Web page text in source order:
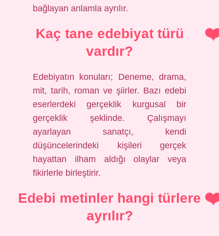
bağlayan anlamla ayrılır.
Kaç tane edebiyat türü
vardır?
Edebiyatın konuları; Deneme, drama,
mit, tarih, roman ve şiirler. Bazı edebi
eserlerdeki gerçeklik kurgusal bir
gerçeklik şeklinde. Çalışmayı
ayarlayan sanatçı, kendi
düşüncelerindeki kişileri gerçek
hayattan ilham aldığı olaylar veya
fikirlerle birleştirir.
Edebi metinler hangi türlere
ayrılır?